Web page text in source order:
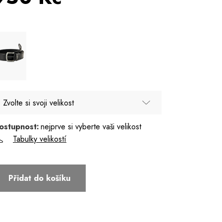
Zvolte si svoji velikost
90
100
nejprve si vyberte vaši velikost
Tabulky velikostí
Přidat do košíku